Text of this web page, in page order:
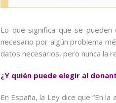
Lo que significa que se
necesario por algún problema
datos necesarios, pero nunca la
¿Y quién puede elegir al
En España, la Ley dice que “En